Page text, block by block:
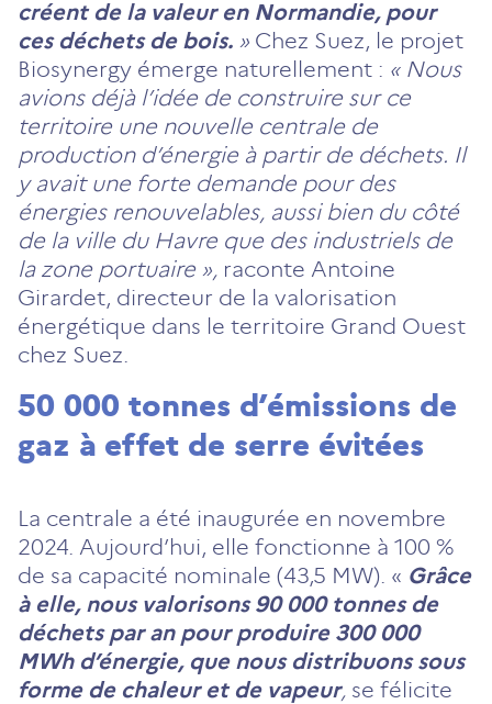
créent de la valeur en Normandie, pour
ces déchets de bois. » Chez Suez, le projet
Biosynergy émerge naturellement : « Nous
avions déjà l’idée de construire sur ce
territoire une nouvelle centrale de
production d’énergie à partir de déchets. Il
y avait une forte demande pour des
énergies renouvelables, aussi bien du côté
de la ville du Havre que des industriels de
la zone portuaire », raconte Antoine
Girardet, directeur de la valorisation
énergétique dans le territoire Grand Ouest
chez Suez.
50 000 tonnes d’émissions de
gaz à effet de serre évitées
La centrale a été inaugurée en novembre
2024. Aujourd’hui, elle fonctionne à 100 %
de sa capacité nominale (43,5 MW). « Grâce
à elle, nous valorisons 90 000 tonnes de
déchets par an pour produire 300 000
MWh d’énergie, que nous distribuons sous
forme de chaleur et de vapeur, se félicite